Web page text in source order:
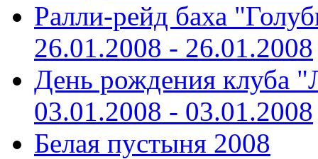
Ралли-рейд баха
26.01.2008 - 26.01.2008
День рождения клуба
03.01.2008 - 03.01.2008
Белая пустыня 2008